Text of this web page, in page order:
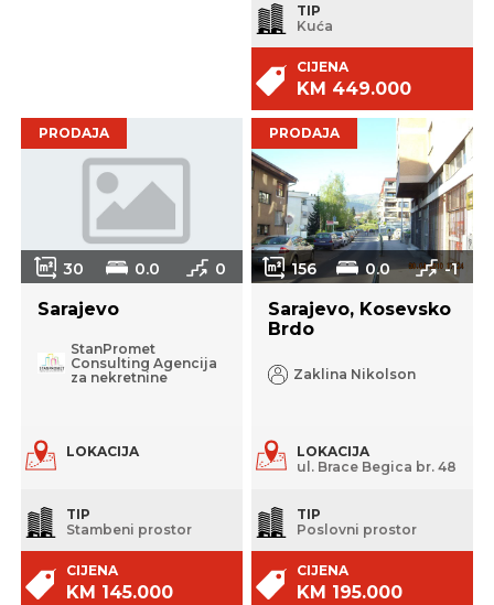
TIP
Kuća
CIJENA
KM 449.000
PRODAJA
30 0.0 0
Sarajevo
StanPromet
Consulting Agencija
za nekretnine
LOKACIJA
TIP
Stambeni prostor
CIJENA
KM 145.000
PRODAJA
156 0.0 -1
Sarajevo, Kosevsko
Brdo
Zaklina Nikolson
LOKACIJA
ul. Brace Begica br. 48
TIP
Poslovni prostor
CIJENA
KM 195.000